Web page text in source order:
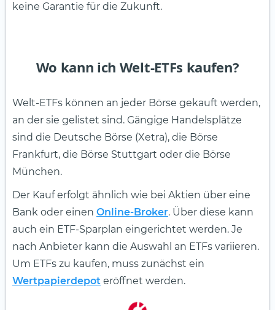
keine Garantie für die Zukunft.
Wo kann ich Welt-ETFs kaufen?
Welt-ETFs können an jeder Börse gekauft werden,
an der sie gelistet sind. Gängige Handelsplätze
sind die Deutsche Börse (Xetra), die Börse
Frankfurt, die Börse Stuttgart oder die Börse
München.
Der Kauf erfolgt ähnlich wie bei Aktien über eine
Bank oder einen Online-Broker. Über diese kann
auch ein ETF-Sparplan eingerichtet werden. Je
nach Anbieter kann die Auswahl an ETFs variieren.
Um ETFs zu kaufen, muss zunächst ein
Wertpapierdepot eröffnet werden.